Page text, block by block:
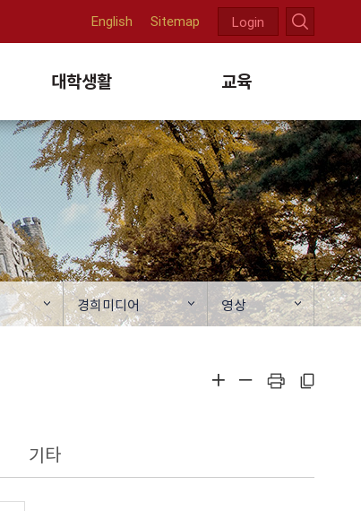
대학생활 교육
English Sitemap Login
경희미디어 영상
기타